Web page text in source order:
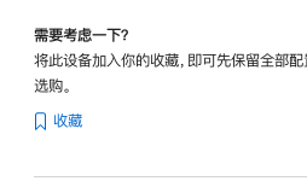
需要考虑一下？
将此设备加入你的收藏，即可先保留全部
选购。
收藏